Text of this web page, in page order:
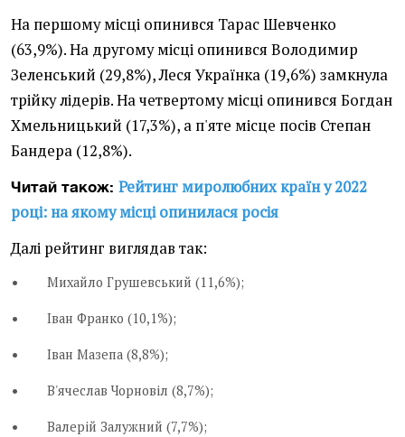
На першому місці опинився Тарас Шевченко
(63,9%). На другому місці опинився Володимир
Зеленський (29,8%), Леся Українка (19,6%) замкнула
трійку лідерів. На четвертому місці опинився Богдан
Хмельницький (17,3%), а п'яте місце посів Степан
Бандера (12,8%).
Читай також: Рейтинг миролюбних країн у 2022
році: на якому місці опинилася росія
Далі рейтинг виглядав так:
Михайло Грушевський (11,6%);
Іван Франко (10,1%);
Іван Мазепа (8,8%);
В'ячеслав Чорновіл (8,7%);
Валерій Залужний (7,7%);